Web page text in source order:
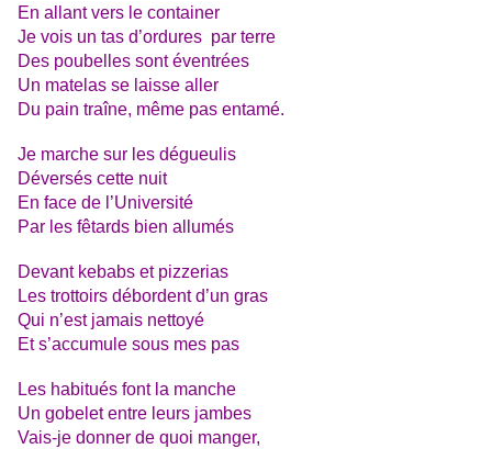
En allant vers le container
Je vois un tas d’ordures par terre
Des poubelles sont éventrées
Un matelas se laisse aller
Du pain traîne, même pas entamé.
Je marche sur les dégueulis
Déversés cette nuit
En face de l’Université
Par les fêtards bien allumés
Devant kebabs et pizzerias
Les trottoirs débordent d’un gras
Qui n’est jamais nettoyé
Et s’accumule sous mes pas
Les habitués font la manche
Un gobelet entre leurs jambes
Vais-je donner de quoi manger,